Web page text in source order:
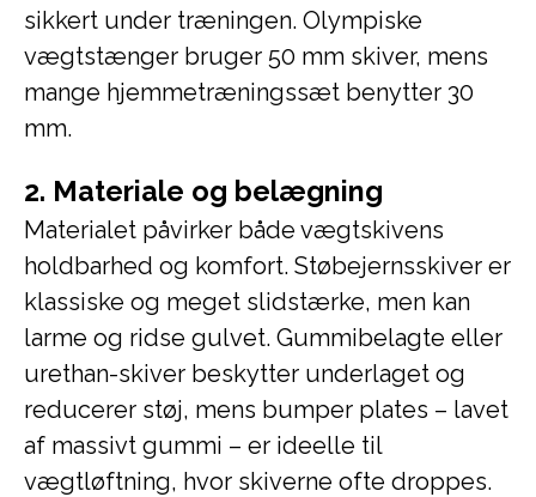
sikkert under træningen. Olympiske
vægtstænger bruger 50 mm skiver, mens
mange hjemmetræningssæt benytter 30
mm.
2. Materiale og belægning
Materialet påvirker både vægtskivens
holdbarhed og komfort. Støbejernsskiver er
klassiske og meget slidstærke, men kan
larme og ridse gulvet. Gummibelagte eller
urethan-skiver beskytter underlaget og
reducerer støj, mens bumper plates – lavet
af massivt gummi – er ideelle til
vægtløftning, hvor skiverne ofte droppes.